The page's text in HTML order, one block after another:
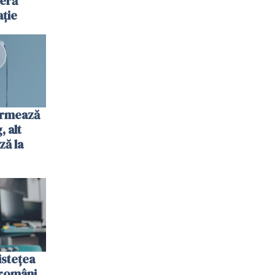
alt
la